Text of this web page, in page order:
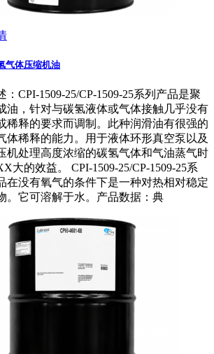
气体压缩机油
：CPI-1509-25/CP-1509-25系列产品是聚
油，针对与碳氢液体或气体接触几乎没有
稀释的要求而调制。此种润滑油有很强的
体稀释的能力。用于液体环形真空泵以及
机处理高度浓缩的碳氢气体和气油蒸气时
大的效益。 CPI-1509-25/CP-1509-25系
在没有氧气的条件下是一种对热相对稳定
。它可溶解于水。产品数据：典